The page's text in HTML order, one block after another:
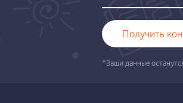
Получить
*Ваши данные